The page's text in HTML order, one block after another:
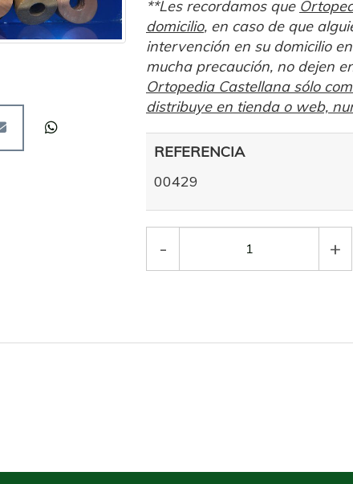
**Les recordamos que
domicilio, en caso de que
intervención en su domicilio
mucha precaución, no dejen
Ortopedia Castellana sólo
distribuye en tienda o web,
REFERENCIA
00429
- +